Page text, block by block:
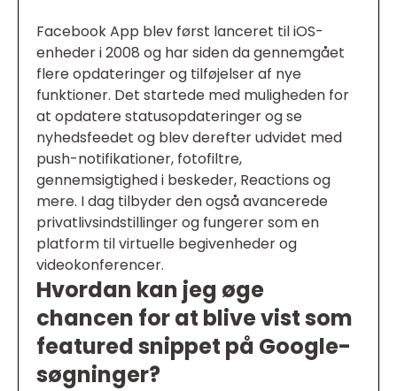
Facebook App blev først lanceret til iOS-
enheder i 2008 og har siden da gennemgået
flere opdateringer og tilføjelser af nye
funktioner. Det startede med muligheden for
at opdatere statusopdateringer og se
nyhedsfeedet og blev derefter udvidet med
push-notifikationer, fotofiltre,
gennemsigtighed i beskeder, Reactions og
mere. I dag tilbyder den også avancerede
privatlivsindstillinger og fungerer som en
platform til virtuelle begivenheder og
videokonferencer.
Hvordan kan jeg øge
chancen for at blive vist som
featured snippet på Google-
søgninger?